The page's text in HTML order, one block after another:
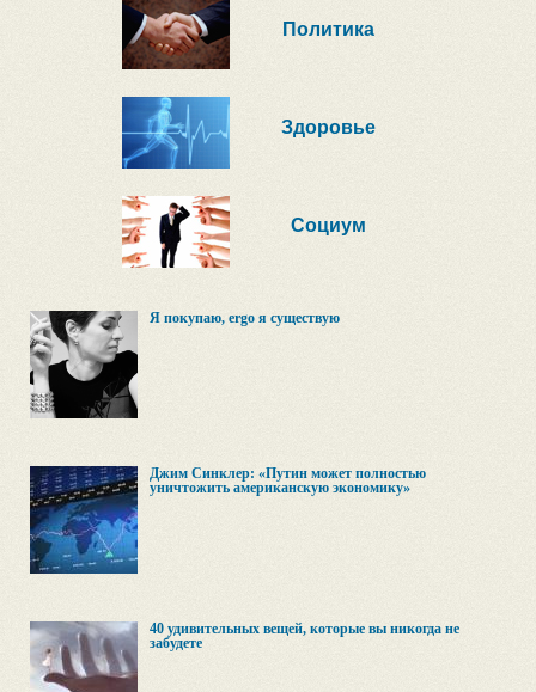
Политика
Здоровье
Социум
Я покупаю, ergo я существую
Джим Синклер: «Путин может полностью
уничтожить американскую экономику»
40 удивительных вещей, которые вы никогда не
забудете